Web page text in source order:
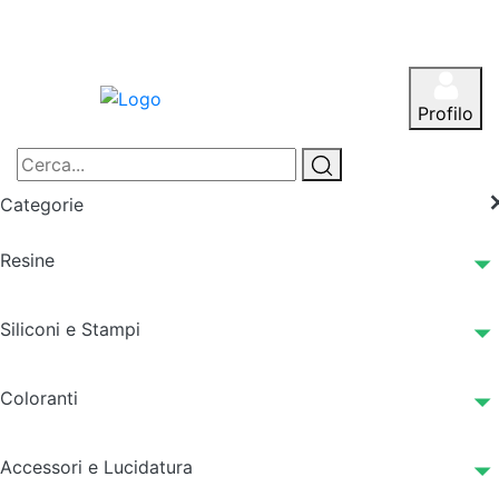
Profilo
Categorie
Resine
Siliconi e Stampi
Coloranti
Accessori e Lucidatura